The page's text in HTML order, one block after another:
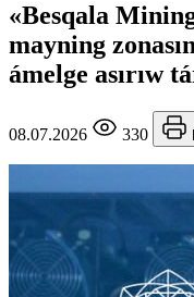
«Besqala
mayning
ámelge asırıw
08.07.2026 330